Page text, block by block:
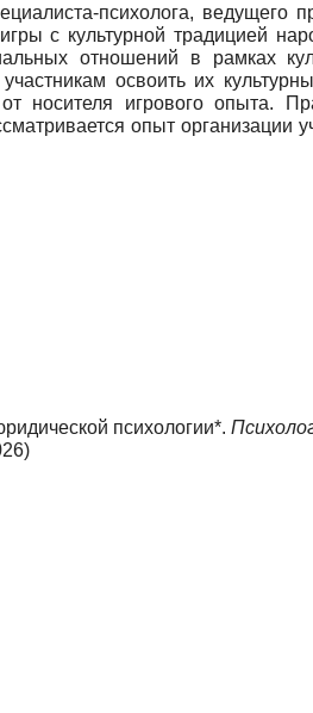
психолога, ведущего
с культурной традицией
отношений в рамках
освоить их
носителя игрового опыта.
опыт организации
психологии*.